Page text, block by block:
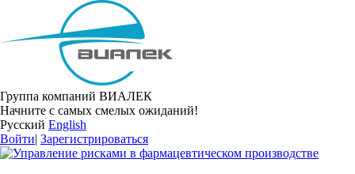
Группа компаний ВИАЛЕК
Начните с самых смелых ожиданий!
Русский English
Войти| Зарегистрироваться